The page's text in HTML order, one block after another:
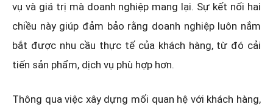
vụ và giá trị mà doanh nghiệp mang lại. Sự kết nối hai
chiều này giúp đảm bảo rằng doanh nghiệp luôn nắm
bắt được nhu cầu thực tế của khách hàng, từ đó cải
tiến sản phẩm, dịch vụ phù hợp hơn.
Thông qua việc xây dựng mối quan hệ với khách hàng,